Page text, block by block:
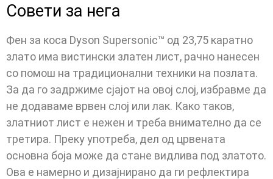
Совети за нега
Фен за коса Dyson Supersonic™ од 23,75 каратно
злато има вистински златен лист, рачно нанесен
со помош на традиционални техники на позлата.
За да го задржиме сјајот на овој слој, избравме да
не додаваме врвен слој или лак. Како таков,
златниот лист е нежен и треба внимателно да се
третира. Преку употреба, дел од црвената
основна боја може да стане видлива под златото.
Ова е намерно и дизајнирано да ги рефлектира